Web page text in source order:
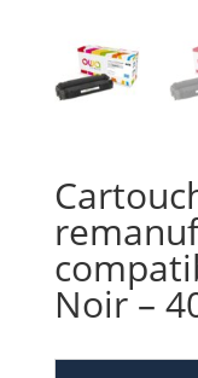
Noir –